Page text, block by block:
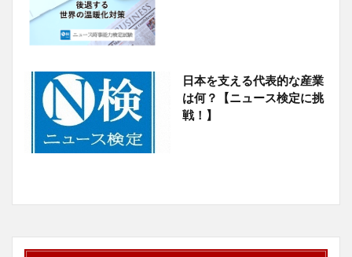
日本を支える代表的な産業
は何？【ニュース検定に挑
戦！】